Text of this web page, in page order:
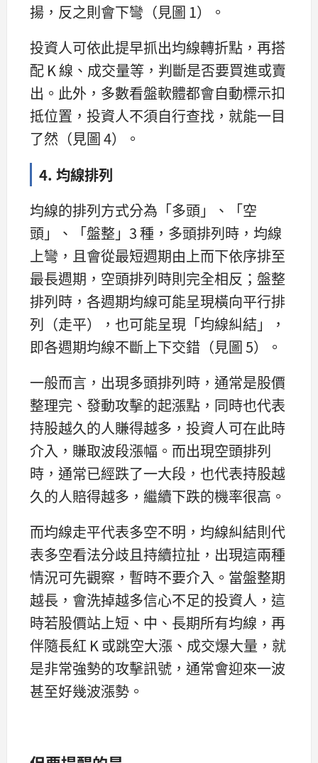
揚，反之則會下彎（見圖 1）。
投資人可依此提早抓出均線轉折點，再搭
配 K 線、成交量等，判斷是否要買進或賣
出。此外，多數看盤軟體都會自動標示扣
抵位置，投資人不須自行查找，就能一目
了然（見圖 4）。
4. 均線排列
均線的排列方式分為「多頭」、「空
頭」、「盤整」3 種，多頭排列時，均線
上彎，且會從最短週期由上而下依序排至
最長週期，空頭排列時則完全相反；盤整
排列時，各週期均線可能呈現橫向平行排
列（走平），也可能呈現「均線糾結」，
即各週期均線不斷上下交錯（見圖 5）。
一般而言，出現多頭排列時，通常是股價
整理完、發動攻擊的起漲點，同時也代表
持股越久的人賺得越多，投資人可在此時
介入，賺取波段漲幅。而出現空頭排列
時，通常已經跌了一大段，也代表持股越
久的人賠得越多，繼續下跌的機率很高。
而均線走平代表多空不明，均線糾結則代
表多空看法分歧且持續拉扯，出現這兩種
情況可先觀察，暫時不要介入。當盤整期
越長，會洗掉越多信心不足的投資人，這
時若股價站上短、中、長期所有均線，再
伴隨長紅 K 或跳空大漲、成交爆大量，就
是非常強勢的攻擊訊號，通常會迎來一波
甚至好幾波漲勢。